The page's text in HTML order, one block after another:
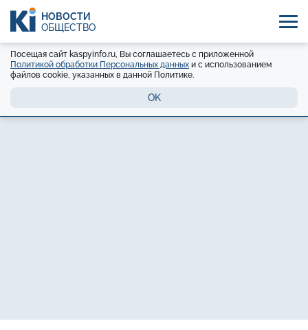
НОВОСТИ
ОБЩЕСТВО
Посещая сайт kaspyinfo.ru, Вы соглашаетесь с приложенной
Политикой обработки Персональных данных и с использованием
файлов cookie, указанных в данной Политике.
OK